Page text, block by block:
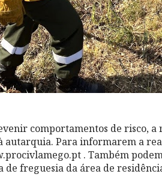
comportamentos de risco, a
autarquia. Para informarem a
. Também
de freguesia da área de